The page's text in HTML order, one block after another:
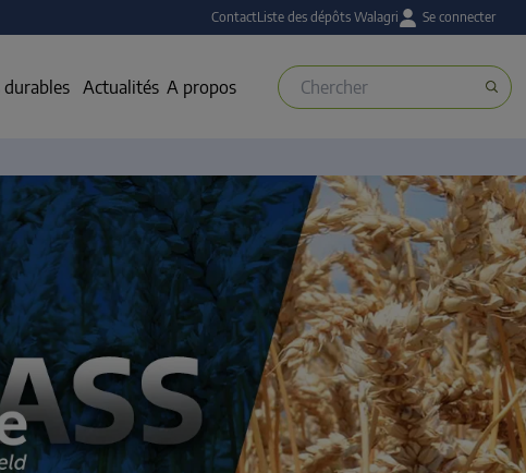
ContactListe des dépôts Walagri Se connecter
Actualités A propos